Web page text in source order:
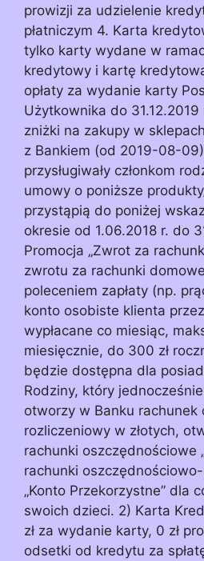
prowizji za udzielenie
płatniczym 4. Karta
tylko karty wydane w
kredytowy i kartę
opłaty za wydanie karty
Użytkownika do 31.12.2019
zniżki na zakupy w
z Bankiem (od 2019-08-
przysługiwały członkom
umowy o poniższe
przystąpią do poniżej
okresie od 1.06.2018 r. do
Promocja „Zwrot za
zwrotu za rachunki
poleceniem zapłaty (np.
konto osobiste klienta
wypłacane co miesiąc,
miesięcznie, do 300 zł
będzie dostępna dla
Rodziny, który
otworzy w Banku
rozliczeniowy w złotych,
rachunki oszczędnościowe
rachunki
„Konto Przekorzystne” dla
swoich dzieci. 2) Karta
zł za wydanie karty, 0 zł
odsetki od kredytu za